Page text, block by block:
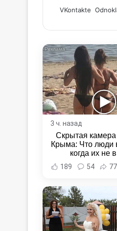
VKontakte
3 ч. назад
Скрытая
Крыма: Что люди
когда их не
189 54 77